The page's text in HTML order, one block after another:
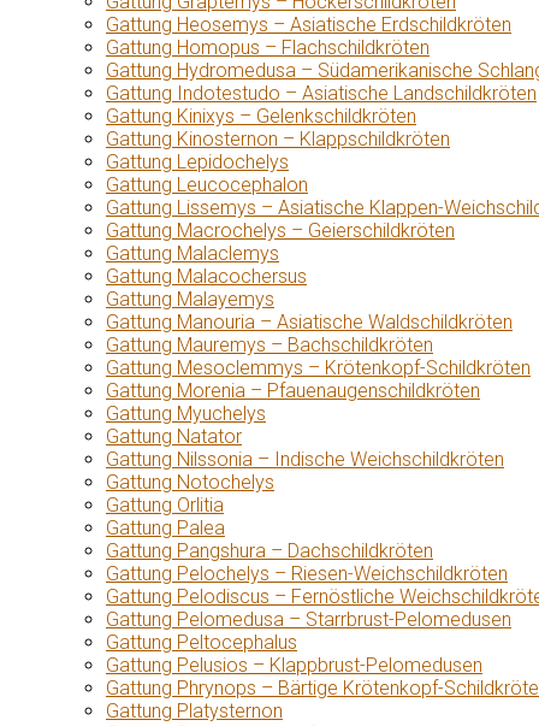
Gattung Heosemys – Asiatische Erdschildkröten
Gattung Homopus – Flachschildkröten
Gattung Hydromedusa – Südamerikanische
Gattung Indotestudo – Asiatische Landschildkröten
Gattung Kinixys – Gelenkschildkröten
Gattung Kinosternon – Klappschildkröten
Gattung Lepidochelys
Gattung Leucocephalon
Gattung Lissemys – Asiatische Klappen-
Gattung Macrochelys – Geierschildkröten
Gattung Malaclemys
Gattung Malacochersus
Gattung Malayemys
Gattung Manouria – Asiatische Waldschildkröten
Gattung Mauremys – Bachschildkröten
Gattung Mesoclemmys – Krötenkopf-Schildkröten
Gattung Morenia – Pfauenaugenschildkröten
Gattung Myuchelys
Gattung Natator
Gattung Nilssonia – Indische Weichschildkröten
Gattung Notochelys
Gattung Orlitia
Gattung Palea
Gattung Pangshura – Dachschildkröten
Gattung Pelochelys – Riesen-Weichschildkröten
Gattung Pelodiscus – Fernöstliche
Gattung Pelomedusa – Starrbrust-Pelomedusen
Gattung Peltocephalus
Gattung Pelusios – Klappbrust-Pelomedusen
Gattung Phrynops – Bärtige Krötenkopf-
Gattung Platysternon